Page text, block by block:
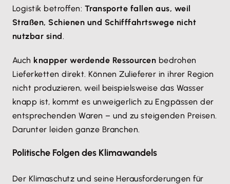
Logistik betroffen: Transporte fallen aus, weil
Straßen, Schienen und Schifffahrtswege nicht
nutzbar sind.
Auch knapper werdende Ressourcen bedrohen
Lieferketten direkt. Können Zulieferer in ihrer Region
nicht produzieren, weil beispielsweise das Wasser
knapp ist, kommt es unweigerlich zu Engpässen der
entsprechenden Waren – und zu steigenden Preisen.
Darunter leiden ganze Branchen.
Politische Folgen des Klimawandels
Der Klimaschutz und seine Herausforderungen für